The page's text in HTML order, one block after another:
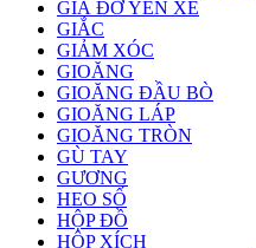
GIÁ ĐỠ YÊN XE
GIẮC
GIẢM XÓC
GIOĂNG
GIOĂNG ĐẦU BÒ
GIOĂNG LÁP
GIOĂNG TRÒN
GÙ TAY
GƯƠNG
HEO SỐ
HỘP ĐỒ
HỘP XÍCH